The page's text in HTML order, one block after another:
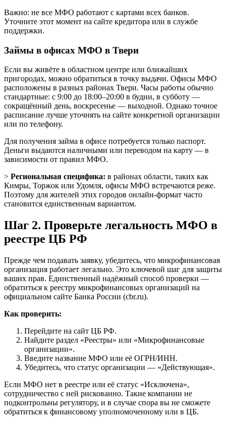
Важно: не все МФО работают с картами всех банков.
Уточните этот момент на сайте кредитора или в службе
поддержки.
Займы в офисах МФО в Твери
Если вы живёте в областном центре или ближайших
пригородах, можно обратиться в точку выдачи. Офисы МФО
расположены в разных районах Твери. Часы работы обычно
стандартные: с 9:00 до 18:00–20:00 в будни, в субботу —
сокращённый день, воскресенье — выходной. Однако точное
расписание лучше уточнять на сайте конкретной организации
или по телефону.
Для получения займа в офисе потребуется только паспорт.
Деньги выдаются наличными или переводом на карту — в
зависимости от правил МФО.
> Региональная специфика: в районах области, таких как
Кимры, Торжок или Удомля, офисы МФО встречаются реже.
Поэтому для жителей этих городов онлайн-формат часто
становится единственным вариантом.
Шаг 2. Проверьте легальность МФО в
реестре ЦБ РФ
Прежде чем подавать заявку, убедитесь, что микрофинансовая
организация работает легально. Это ключевой шаг для защиты
ваших прав. Единственный надёжный способ проверки —
обратиться к реестру микрофинансовых организаций на
официальном сайте Банка России (cbr.ru).
Как проверить:
Перейдите на сайт ЦБ РФ.
Найдите раздел «Реестры» или «Микрофинансовые
организации».
Введите название МФО или её ОГРН/ИНН.
Убедитесь, что статус организации — «Действующая».
Если МФО нет в реестре или её статус «Исключена»,
сотрудничество с ней рискованно. Такие компании не
подконтрольны регулятору, и в случае спора вы не сможете
обратиться к финансовому уполномоченному или в ЦБ.